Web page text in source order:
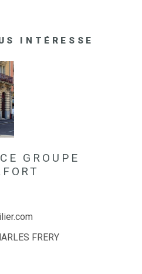
INTÉRESSE
GROUPE
FRERY